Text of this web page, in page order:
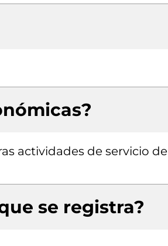
actividades de servicio de
se registra?